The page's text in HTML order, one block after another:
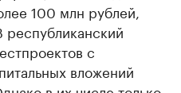
100 млн рублей,
республиканский
с
вложений